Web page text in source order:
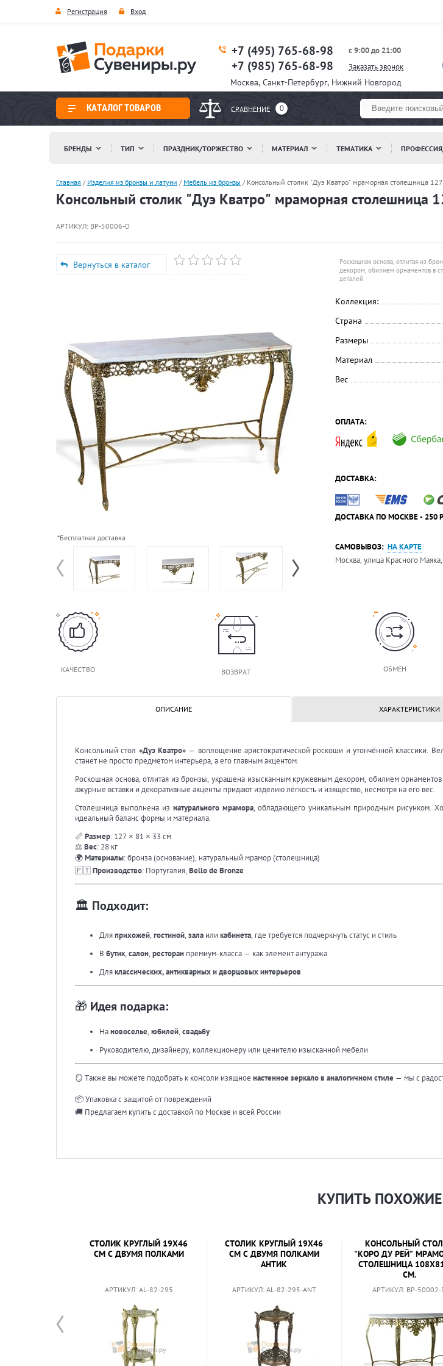
Регистрация Вход
+7 (495) 765-68-98
+7 (985) 765-68-98
с 9:00 до 21:00
Заказать звонок
Москва, Санкт-Петербург, Нижний Новгород
КАТАЛОГ ТОВАРОВ СРАВНЕНИЕ 0
БРЕНДЫ ТИП ПРАЗДНИК/ТОРЖЕСТВО МАТЕРИАЛ ТЕМАТИКА
Главная / Изделия из бронзы и латуни / Мебель из бронзы / Консольный столик "Дуэ Кватро" мраморная столешница
Консольный столик "Дуэ Кватро" мраморная столешница
АРТИКУЛ: BP-50006-D
Вернуться в каталог
*Бесплатная доставка
Роскошная основа, отлитая из
декором, обилием орнаментов в
деталей.
Коллекция:
Страна
Размеры
Материал
Вес
ОПЛАТА:
ДОСТАВКА:
ДОСТАВКА ПО МОСКВЕ - 250
САМОВЫВОЗ: НА КАРТЕ
Москва, улица Красного
КАЧЕСТВО ВОЗВРАТ ОБМЕН
ОПИСАНИЕ ХАРАКТЕРИСТИКИ
Консольный стол «Дуэ Кватро» — воплощение аристократической роскоши и утончённой классики.
станет не просто предметом интерьера, а его главным акцентом.
Роскошная основа, отлитая из бронзы, украшена изысканным кружевным декором, обилием
ажурные вставки и декоративные акценты придают изделию лёгкость и изящество, несмотря на его вес.
Столешница выполнена из натурального мрамора, обладающего уникальным природным рисунком.
идеальный баланс формы и материала.
📏 Размер: 127 × 81 × 33 см
⚖️ Вес: 28 кг
🌍Материалы: бронза (основание), натуральный мрамор (столешница)
🇵🇹Производство: Португалия, Bello de Bronze
🏛 Подходит:
Дляприхожей, гостиной, зала или кабинета, где требуется подчеркнуть статус и стиль
В бутик, салон, ресторан премиум-класса — как элемент антуража
Дляклассических, антикварных и дворцовых интерьеров
🎁 Идея подарка:
Нановоселье, юбилей, свадьбу
Руководителю, дизайнеру, коллекционеру или ценителю изысканной мебели
🪞 Также вы можете подобрать к консоли изящное настенное зеркало в аналогичном стиле — мы с
📦 Упаковка с защитой от повреждений
🚚 Предлагаем купить с доставкой по Москве и всей России
КУПИТЬ
СТОЛИК КРУГЛЫЙ 19X46
СМ С ДВУМЯ ПОЛКАМИ
АРТИКУЛ: AL-82-295
СТОЛИК КРУГЛЫЙ 19X46
СМ С ДВУМЯ ПОЛКАМИ
АНТИК
АРТИКУЛ: AL-82-295-ANT
КОНСОЛЬНЫЙ
"КОРО ДУ РЕЙ"
СТОЛЕШНИЦА
СМ.
АРТИКУЛ: BP-50002-